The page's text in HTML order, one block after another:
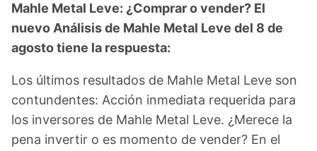
Mahle Metal Leve: ¿Comprar o vender? El
nuevo Análisis de Mahle Metal Leve del 8 de
agosto tiene la respuesta:
Los últimos resultados de Mahle Metal Leve son
contundentes: Acción inmediata requerida para
los inversores de Mahle Metal Leve. ¿Merece la
pena invertir o es momento de vender? En el